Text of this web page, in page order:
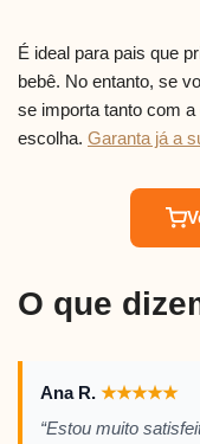
É ideal para pais que
bebê. No entanto, se
se importa tanto com
escolha. Garanta já a
O que
Ana R. ★★★★★
“Estou muito